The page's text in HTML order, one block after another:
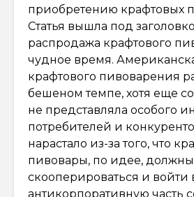
приобретению крафтовых
Статья вышла под
распродажа крафтового
чудное время.
крафтового пивоварения
бешеном темпе, хотя еще
не представляла особого
потребителей и
нарастало из-за того, что
пивовары, по идее,
скооперироваться и войти
антикорпоративную часть